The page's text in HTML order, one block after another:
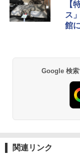
【
ス
館
Google 検索
関連リンク